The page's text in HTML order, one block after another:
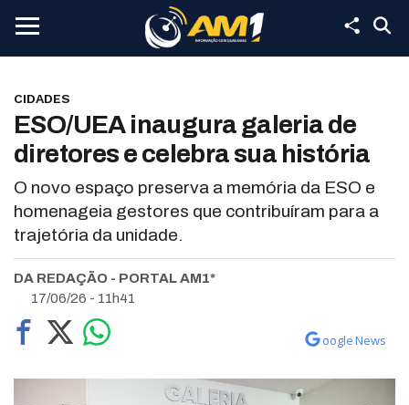
CIDADES
ESO/UEA inaugura galeria de
diretores e celebra sua história
O novo espaço preserva a memória da ESO e
homenageia gestores que contribuíram para a
trajetória da unidade.
DA REDAÇÃO - PORTAL AM1*
17/06/26 - 11h41
oogle News